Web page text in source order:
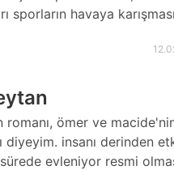
sporların havaya
romanı, ömer ve
diyeyim. insanı derinden
evleniyor resmi